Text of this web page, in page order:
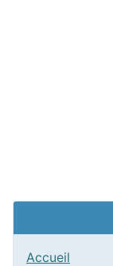
Accueil